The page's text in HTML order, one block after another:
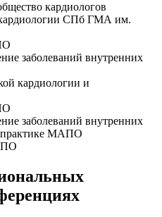
кардиологов
СПб ГМА им.
заболеваний внутренних
кардиологии и
заболеваний внутренних
практике МАПО